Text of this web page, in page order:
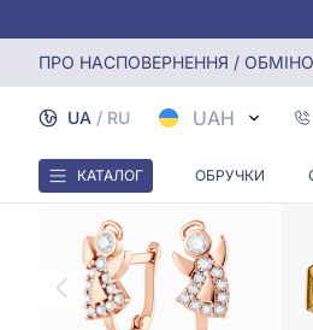
ПРО НАСПОВЕРНЕННЯ / ОБМІН
UA / RU UAH
КАТАЛОГ ОБРУЧКИ
Головна Сережки Сережки